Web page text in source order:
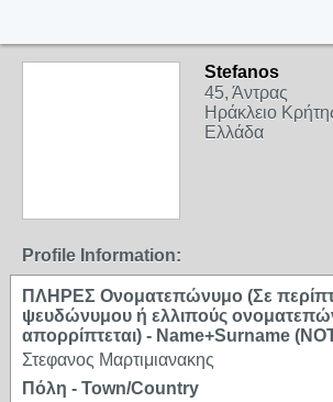
Stefanos
45, Άντρας
Ηράκλειο
Ελλάδα
Profile Information:
ΠΛΗΡΕΣ Ονοματεπώνυμο (Σε
ψευδώνυμου ή ελλιπούς
απορρίπτεται) - Name+Surname
Στεφανος Μαρτιμιανακης
Πόλη - Town/Country